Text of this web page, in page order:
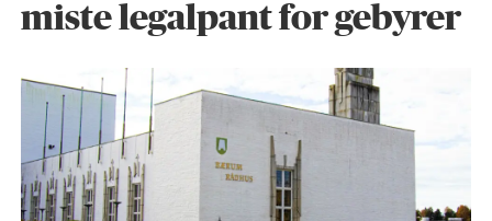
miste legalpant for gebyrer